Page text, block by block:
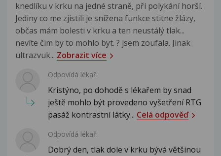
knedlíku v krku na jedné straně, při polykání horší.
Jediny co me zjistili je snížena funkce stitne žlázy,
občas mám bolesti v krku a ten neustálý tlak...
nevíte čim by to mohlo byt. ? jsem zoufala. Jinak
ultrazvuk... Zobrazit více
Odpovídá lékař:
Kristýno, po dohodě s lékařem by snad
ještě mohlo být provedeno vyšetření RTG
pasáž kontrastní látky... Celá odpověď
Odpovídá lékař:
Dobrý den, tlak dole v krku bývá většinou